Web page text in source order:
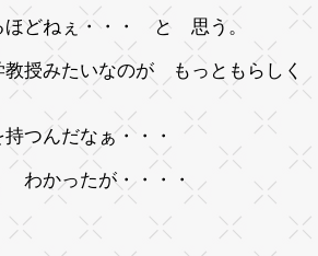
ほどねぇ・・・ と 思う。
教授みたいなのが もっともらしく
持つんだなぁ・・・
わかったが・・・・